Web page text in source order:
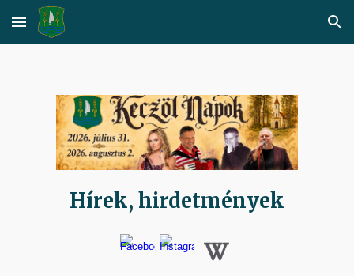
Skip to main content Skip to navigation
Hírek, hirdetmények